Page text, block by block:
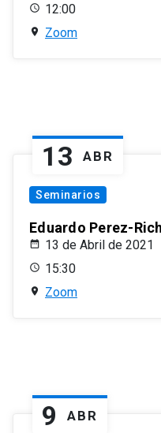
12:00
Zoom
13 ABR
Seminarios
Eduardo Perez-
13 de Abril de 2021
15:30
Zoom
9 ABR